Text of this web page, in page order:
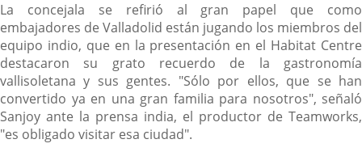
La concejala se refirió al gran papel que como
embajadores de Valladolid están jugando los miembros del
equipo indio, que en la presentación en el Habitat Centre
destacaron su grato recuerdo de la gastronomía
vallisoletana y sus gentes. "Sólo por ellos, que se han
convertido ya en una gran familia para nosotros", señaló
Sanjoy ante la prensa india, el productor de Teamworks,
"es obligado visitar esa ciudad".